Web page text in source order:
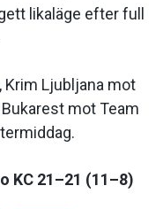
likaläge efter full
Krim Ljubljana mot
mot Team
KC 21–21 (11–8)